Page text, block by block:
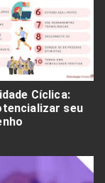
Cíclica:
seu